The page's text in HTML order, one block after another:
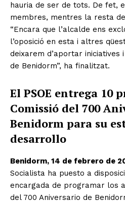
hauria de ser de tots. De fet,
membres, mentres la resta
“Encara que l’alcalde ens
l’oposició en esta i altres
deixarem d’aportar iniciatives
de Benidorm”, ha finalitzat.
El PSOE entrega 10
Comissió del 700
Benidorm para su
desarrollo
Benidorm, 14 de febrero de
Socialista ha puesto a
encargada de programar los
del 700 Aniversario de